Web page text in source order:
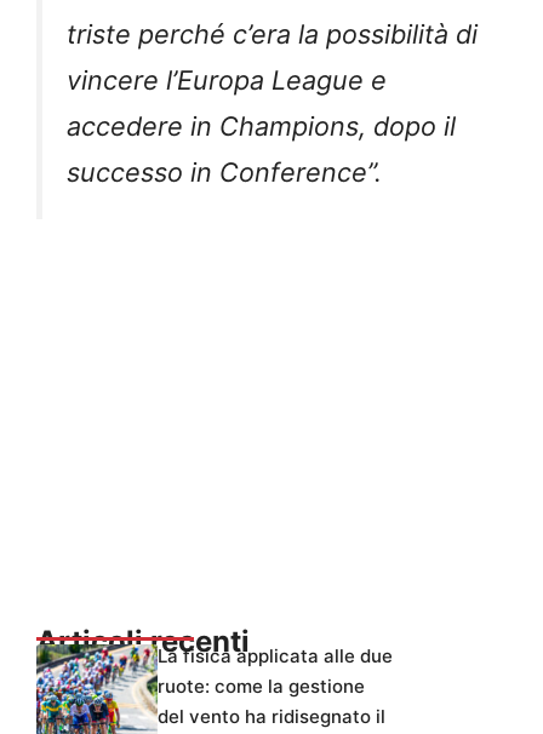
triste perché c’era la possibilità di
vincere l’Europa League e
accedere in Champions, dopo il
successo in Conference”.
Articoli recentiLa fisica applicata alle due
ruote: come la gestione
del vento ha ridisegnato il